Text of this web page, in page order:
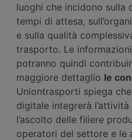
luoghi che incidono sulla
tempi di attesa,
e sulla qualità
trasporto. Le
potranno quindi
maggiore dettaglio le
Uniontrasporti spiega
digitale integrerà
l’ascolto delle filiere
operatori del settore e le